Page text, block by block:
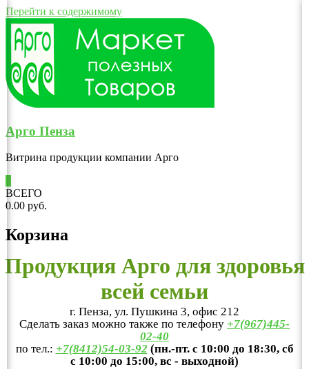
Перейти к содержимому
Арго Пенза
Витрина продукции компании Арго
ВСЕГО
0.00 руб.
Корзина
Продукция Арго для здоровья
всей семьи
г. Пенза, ул. Пушкина 3, офис 212
Сделать заказ можно также по телефону +7(967)445-
02-40
по тел.: +7(8412)54-03-92 (пн.-пт. с 10:00 до 18:30, сб
с 10:00 до 15:00, вс - выходной)